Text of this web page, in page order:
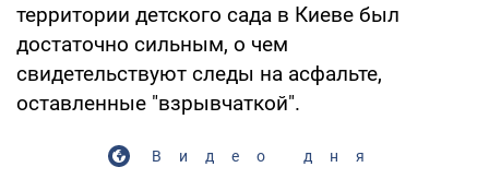
территории детского сада в Киеве был
достаточно сильным, о чем
свидетельствуют следы на асфальте,
оставленные "взрывчаткой".
Видео дня